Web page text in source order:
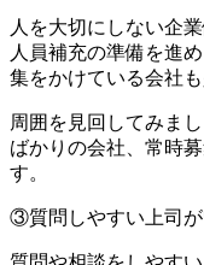
人を大切にしない企
人員補充の準備を進
集をかけている会社
周囲を見回してみま
ばかりの会社、常時
す。
③質問しやすい上司